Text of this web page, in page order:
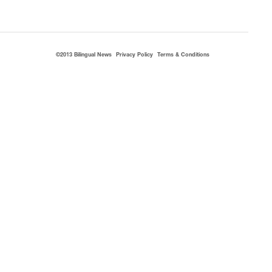
©2013 Bilingual News Privacy Policy Terms & Conditions